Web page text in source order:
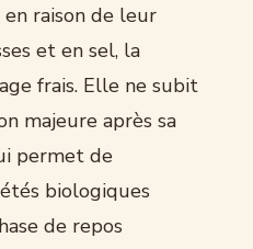
en raison de leur
et en sel, la
frais. Elle ne subit
majeure après sa
permet de
biologiques
de repos